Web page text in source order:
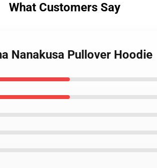
What Customers Say
Nanakusa Pullover Hoodie